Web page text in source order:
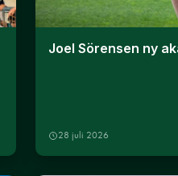
Joel Sörensen ny
28 juli 2026